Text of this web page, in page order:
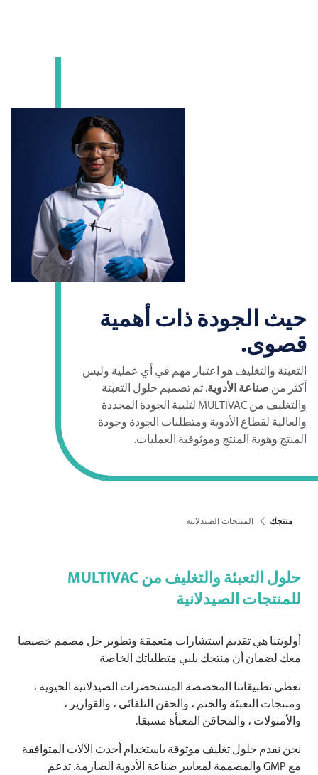
حيث الجودة ذات أهمية
قصوى.
التعبئة والتغليف هو اعتبار مهم في أي عملية وليس
أكثر من صناعة الأدوية. تم تصميم حلول التعبئة
والتغليف من MULTIVAC لتلبية الجودة المحددة
والعالية لقطاع الأدوية ومتطلبات الجودة وجودة
المنتج وهوية المنتج وموثوقية العمليات.
منتجك المنتجات الصيدلانية
حلول التعبئة والتغليف منMULTIVAC
للمنتجات الصيدلانية
أولويتنا هي تقديم استشارات متعمقة وتطوير حل مصمم خصيصا
معك لضمان أن منتجك يلبي متطلباتك الخاصة
تغطي تطبيقاتنا المخصصة المستحضرات الصيدلانية الحيوية ،
ومنتجات التعبئة والختم ، والحقن التلقائي ، والقوارير ،
والأمبولات ، والمحاقن المعبأة مسبقا.
نحن نقدم حلول تغليف موثوقة باستخدام أحدث الآلات المتوافقة
مع GMP والمصممة لمعايير صناعة الأدوية الصارمة. تدعم